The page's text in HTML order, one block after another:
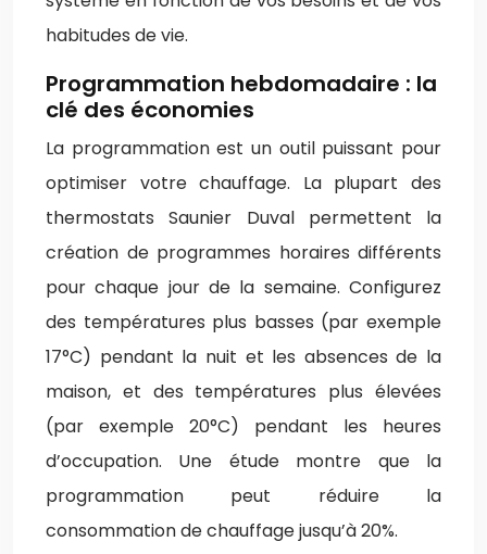
habitudes de vie.
Programmation hebdomadaire : la
clé des économies
La programmation est un outil puissant pour
optimiser votre chauffage. La plupart des
thermostats Saunier Duval permettent la
création de programmes horaires différents
pour chaque jour de la semaine. Configurez
des températures plus basses (par exemple
17°C) pendant la nuit et les absences de la
maison, et des températures plus élevées
(par exemple 20°C) pendant les heures
d’occupation. Une étude montre que la
programmation peut réduire la
consommation de chauffage jusqu’à 20%.